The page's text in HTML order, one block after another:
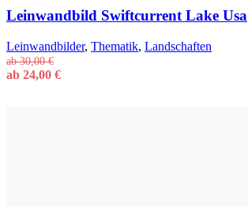
Leinwandbild Swiftcurrent Lake Usa
Leinwandbilder, Thematik, Landschaften
ab30,00€
ab 24,00 €